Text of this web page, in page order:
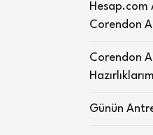
Corendon
Corendon
Günün